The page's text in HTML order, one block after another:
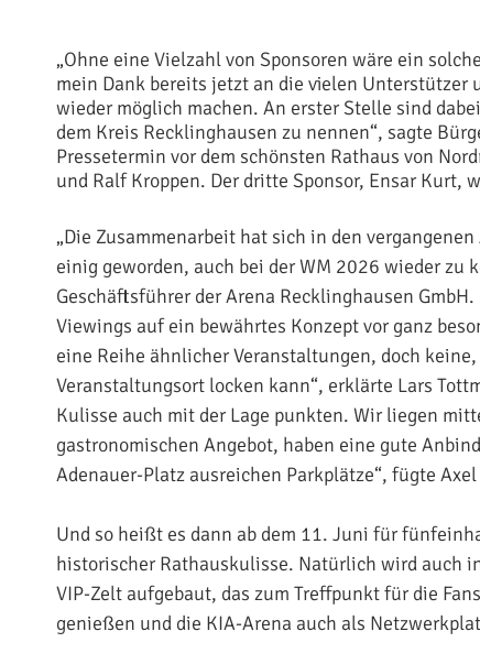
„Ohne eine Vielzahl von Sponsoren wäre ein
mein Dank bereits jetzt an die vielen
wieder möglich machen. An erster Stelle sind
dem Kreis Recklinghausen zu nennen“, sagte
Pressetermin vor dem schönsten Rathaus von
und Ralf Kroppen. Der dritte Sponsor, Ensar Kurt,
„Die Zusammenarbeit hat sich in den
einig geworden, auch bei der WM 2026 wieder zu
Geschäftsführer der Arena Recklinghausen
Viewings auf ein bewährtes Konzept vor ganz
eine Reihe ähnlicher Veranstaltungen, doch
Veranstaltungsort locken kann“, erklärte Lars
Kulisse auch mit der Lage punkten. Wir liegen
gastronomischen Angebot, haben eine gute
Adenauer-Platz ausreichen Parkplätze“, fügte
Und so heißt es dann ab dem 11. Juni für
historischer Rathauskulisse. Natürlich wird auch
VIP-Zelt aufgebaut, das zum Treffpunkt für die
genießen und die KIA-Arena auch als